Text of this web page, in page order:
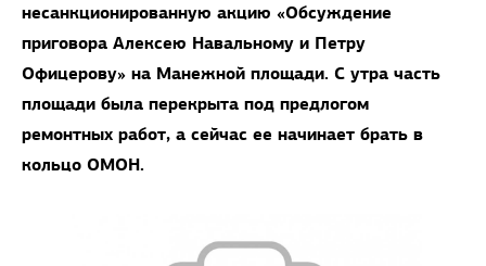
несанкционированную акцию «Обсуждение
приговора Алексею Навальному и Петру
Офицерову» на Манежной площади. С утра часть
площади была перекрыта под предлогом
ремонтных работ, а сейчас ее начинает брать в
кольцо ОМОН.